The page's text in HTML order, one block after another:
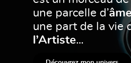
une parcelle d’âme
une part de la vie
l’Artiste...